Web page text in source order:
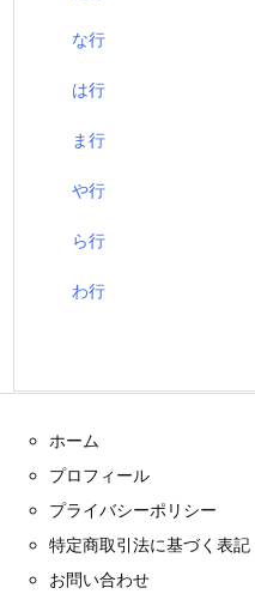
な行
は行
ま行
や行
ら行
わ行
ホーム
プロフィール
プライバシーポリシー
特定商取引法に基づく表記
お問い合わせ